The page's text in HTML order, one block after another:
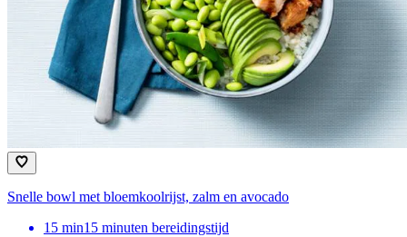
Snelle bowl met bloemkoolrijst, zalm en avocado
15 min15 minuten bereidingstijd